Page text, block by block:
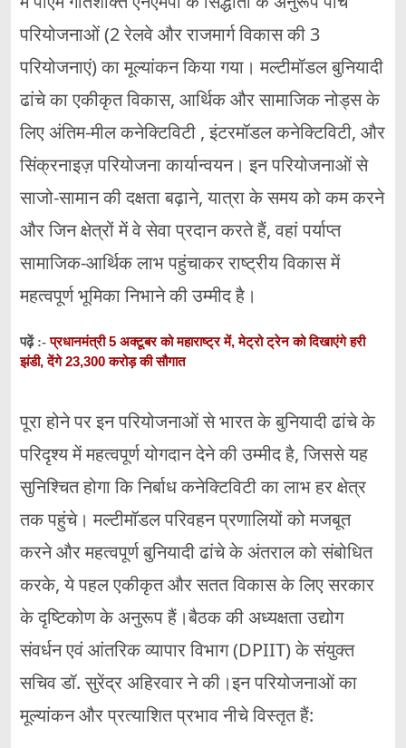
परियोजनाओं (2 रेलवे और राजमार्ग विकास की 3
परियोजनाएं) का मूल्यांकन किया गया। मल्टीमॉडल बुनियादी
ढांचे का एकीकृत विकास, आर्थिक और सामाजिक नोड्स के
लिए अंतिम-मील कनेक्टिविटी , इंटरमॉडल कनेक्टिविटी, और
सिंक्रनाइज़ परियोजना कार्यान्वयन। इन परियोजनाओं से
साजो-सामान की दक्षता बढ़ाने, यात्रा के समय को कम करने
और जिन क्षेत्रों में वे सेवा प्रदान करते हैं, वहां पर्याप्त
सामाजिक-आर्थिक लाभ पहुंचाकर राष्ट्रीय विकास में
महत्वपूर्ण भूमिका निभाने की उम्मीद है।
पढ़ें :-प्रधानमंत्री 5 अक्टूबर को महाराष्ट्र में, मेट्रो ट्रेन को दिखाएंगे हरी
झंडी, देंगे 23,300 करोड़ की सौगात
पूरा होने पर इन परियोजनाओं से भारत के बुनियादी ढांचे के
परिदृश्य में महत्वपूर्ण योगदान देने की उम्मीद है, जिससे यह
सुनिश्चित होगा कि निर्बाध कनेक्टिविटी का लाभ हर क्षेत्र
तक पहुंचे। मल्टीमॉडल परिवहन प्रणालियों को मजबूत
करने और महत्वपूर्ण बुनियादी ढांचे के अंतराल को संबोधित
करके, ये पहल एकीकृत और सतत विकास के लिए सरकार
के दृष्टिकोण के अनुरूप हैं।बैठक की अध्यक्षता उद्योग
संवर्धन एवं आंतरिक व्यापार विभाग (DPIIT) के संयुक्त
सचिव डॉ. सुरेंद्र अहिरवार ने की।इन परियोजनाओं का
मूल्यांकन और प्रत्याशित प्रभाव नीचे विस्तृत हैं: